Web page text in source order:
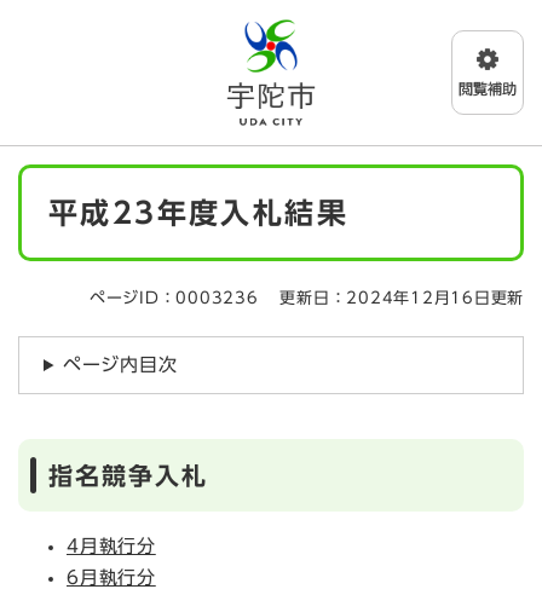
メニューを飛ばして本文へ
本
平成23年度入札結果
ページID：0003236 更新日：2024年12月16日更新
ページ内目次
指名競争入札
4月執行分
6月執行分